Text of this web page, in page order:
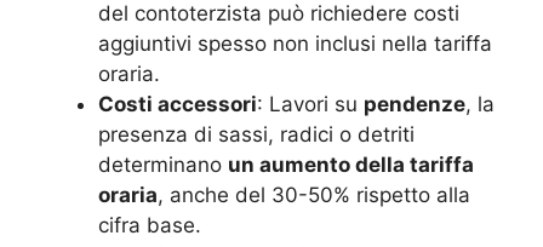
del contoterzista può richiedere costi
aggiuntivi spesso non inclusi nella tariffa
oraria.
Costi accessori: Lavori su pendenze, la
presenza di sassi, radici o detriti
determinano un aumento della tariffa
oraria, anche del 30-50% rispetto alla
cifra base.